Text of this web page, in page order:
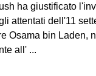
ha giustificato
attentati dell'11
Osama bin Laden,
all' ...